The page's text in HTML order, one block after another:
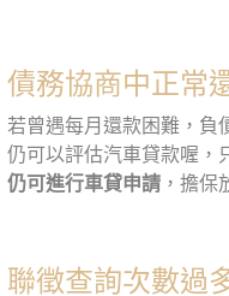
債務協商中正常
若曾遇每月還款困難，負
仍可以評估汽車貸款喔，
仍可進行車貸申請 ，擔保
聯徵查詢次數過